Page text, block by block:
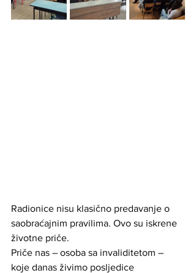
Radionice nisu klasično predavanje o
saobraćajnim pravilima. Ovo su iskrene
životne priče.
Priče nas – osoba sa invaliditetom –
koje danas živimo posljedice